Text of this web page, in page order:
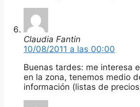
Claudia Fantin
10/08/2011 a las 00:00
Buenas tardes: me interesa
en la zona, tenemos medio
información (listas de